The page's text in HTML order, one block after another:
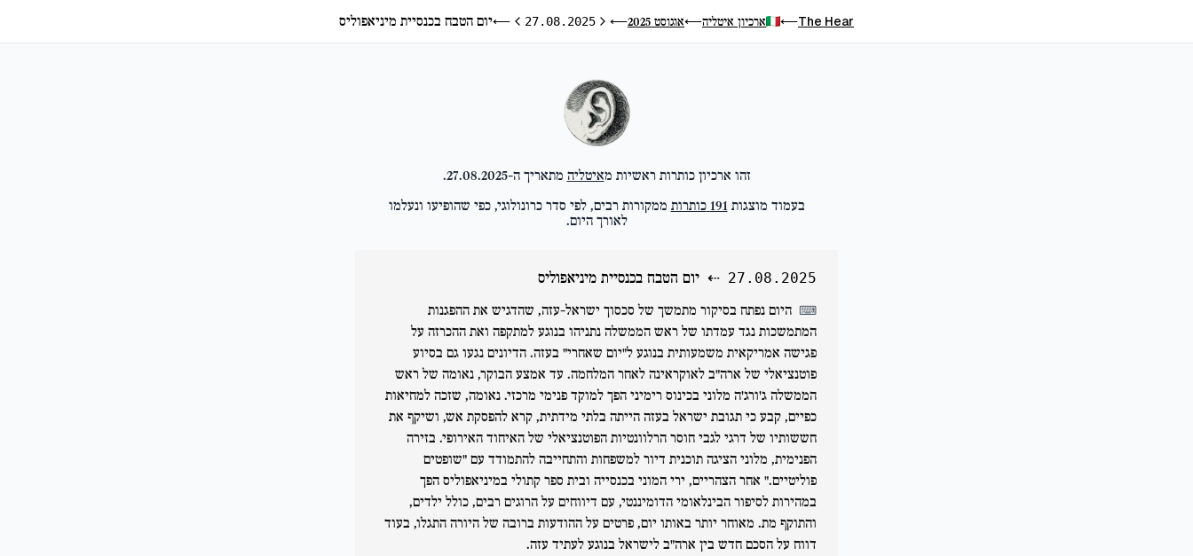
The Hear
⟵ ארכיון איטליה⟵אוגוסט 2025 ⟵היום הקודם
27.08.2025 היום הבא
⟵יום הטבח בכנסיית מיניאפוליס
זהו ארכיון כותרות ראשיות מאיטליה מתאריך ה-27.08.2025
.
בעמוד מוצגות191 כותרות ממקורות רבים, לפי סדר כרונולוגי, כפי שהופיעו ונעלמו
לאורך היום.
27.08.2025
⇠ יום הטבח בכנסיית מיניאפוליס
⌨ היום נפתח בסיקור מתמשך של סכסוך ישראל-עזה, שהדגיש את ההפגנות
המתמשכות נגד עמדתו של ראש הממשלה נתניהו בנוגע למתקפה ואת ההכרזה על
פגישה אמריקאית משמעותית בנוגע ל"יום שאחרי" בעזה. הדיונים נגעו גם בסיוע
פוטנציאלי של ארה"ב לאוקראינה לאחר המלחמה. עד אמצע הבוקר, נאומה של ראש
הממשלה ג'ורג'ה מלוני בכינוס רימיני הפך למוקד פנימי מרכזי. נאומה, שזכה למחיאות
כפיים, קבע כי תגובת ישראל בעזה הייתה בלתי מידתית, קרא להפסקת אש, ושיקף את
חששותיו של דרגי לגבי חוסר הרלוונטיות הפוטנציאלי של האיחוד האירופי. בזירה
הפנימית, מלוני הציגה תוכנית דיור למשפחות והתחייבה להתמודד עם "שופטים
פוליטיים." אחר הצהריים, ירי המוני בכנסייה ובית ספר קתולי במיניאפוליס הפך
במהירות לסיפור הבינלאומי הדומיננטי, עם דיווחים על הרוגים רבים, כולל ילדים,
והתוקף מת. מאוחר יותר באותו יום, פרטים על ההודעות ברובה של היורה התגלו, בעוד
דווח על הסכם חדש בין ארה"ב לישראל בנוגע לעתיד עזה.